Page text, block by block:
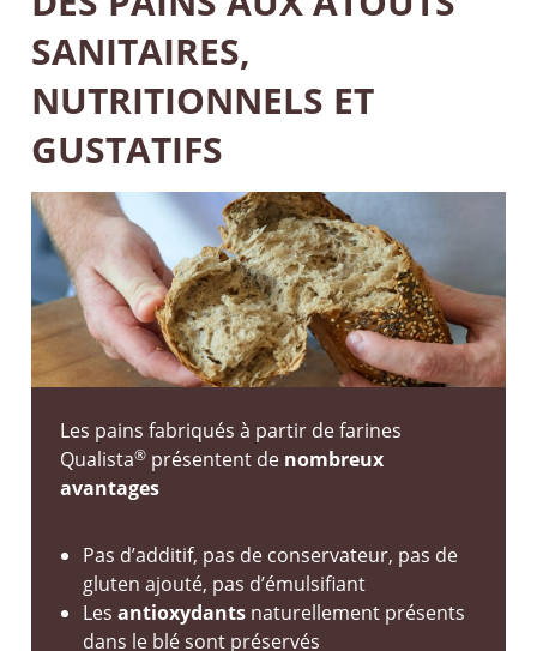
SANITAIRES,
NUTRITIONNELS ET
GUSTATIFS
Les pains fabriqués à partir de farines
Qualista® présentent de nombreux
avantages
Pas d’additif, pas de conservateur, pas de
gluten ajouté, pas d’émulsifiant
Lesantioxydants naturellement présents
dans le blé sont préservés